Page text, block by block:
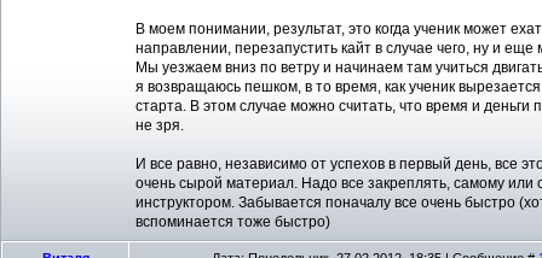
В моем понимании, результат, это когда ученик может
направлении, перезапустить кайт в случае чего, ну и еще
Мы уезжаем вниз по ветру и начинаем там учиться
я возвращаюсь пешком, в то время, как ученик вырезается
старта. В этом случае можно считать, что время и деньги
не зря.
И все равно, независимо от успехов в первый день, все
очень сырой материал. Надо все закреплять, самому или
инструктором. Забывается поначалу все очень быстро
вспоминается тоже быстро)